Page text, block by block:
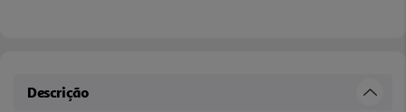
Descrição